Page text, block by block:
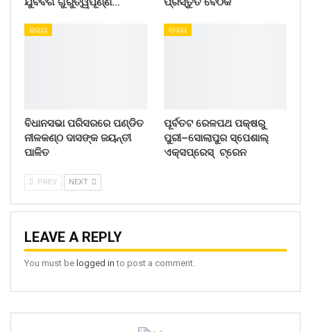
ରାଜ୍ୟ
ବିଧାନସଭା ପରିସରରେ ପଣ୍ଡିତ
ନୀଳକଣ୍ଠ ଦାସଙ୍କ ଜୟନ୍ତୀ
ପାଳିତ
ରାଜ୍ୟ
ପୂର୍ବତଟ ରେଳପଥ ପକ୍ଷରୁ
ପୁରୀ–ସୋଲାପୁର ସ୍ପେଶାଲ୍
ଏକ୍ସପ୍ରେସ୍ ଟ୍ରେନ
PREV NEXT
LEAVE A REPLY
You must be logged in to post a comment.